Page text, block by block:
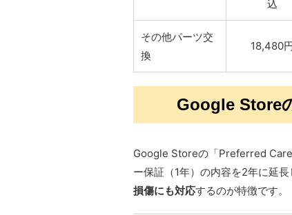
込
その他パーツ交
換
18,480
Google Store
Google Storeの「Preferred
ー保証（1年）の内容を2年に延
損傷にも対応するのが特徴です。